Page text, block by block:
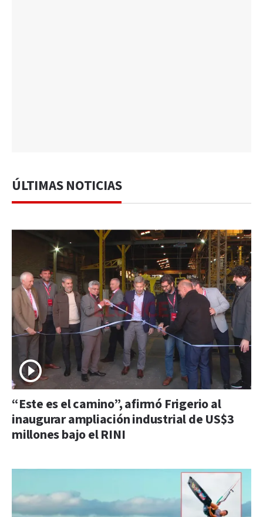
ÚLTIMAS NOTICIAS
“Este es el camino”, afirmó Frigerio al
inaugurar ampliación industrial de US$3
millones bajo el RINI